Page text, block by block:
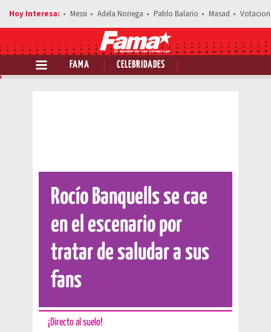
Messi Adela Noriega Pablo Balario Masad
FAMA CELEBRIDADES
Comparte esta noticia
Rocío Banquells se cae
en el escenario por
tratar de saludar a sus
fans
¡Directo al suelo!